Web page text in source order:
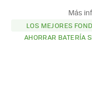
Más
LOS MEJORES
AHORRAR BATERÍA